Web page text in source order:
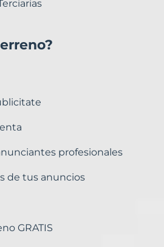
profesionales
de tus anuncios
GRATIS